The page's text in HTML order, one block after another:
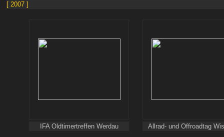
[ 2007 ]
IFA Oldtimertreffen Werdau Allrad- und Offroadtag